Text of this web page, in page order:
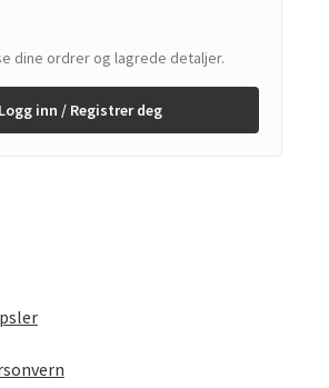
dine ordrer og lagrede detaljer.
Logg inn / Registrer deg